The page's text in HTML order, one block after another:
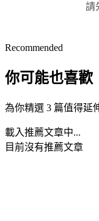
請
Recommended
你可能也喜歡
為你精選 3 篇值得延
載入推薦文章中...
目前沒有推薦文章